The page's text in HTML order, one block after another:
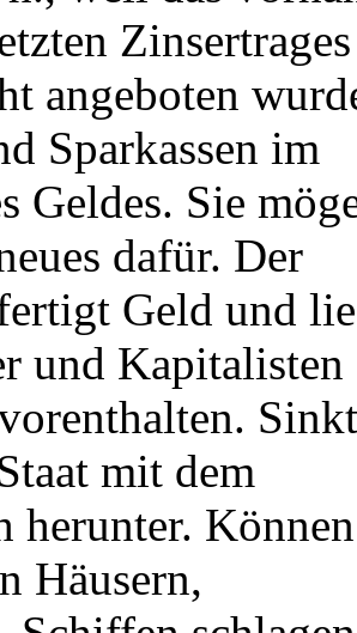
angeboten
Sparkassen im
Geldes. Sie
dafür. Der
Geld und
und Kapitalisten
mit dem
herunter.
Häusern,